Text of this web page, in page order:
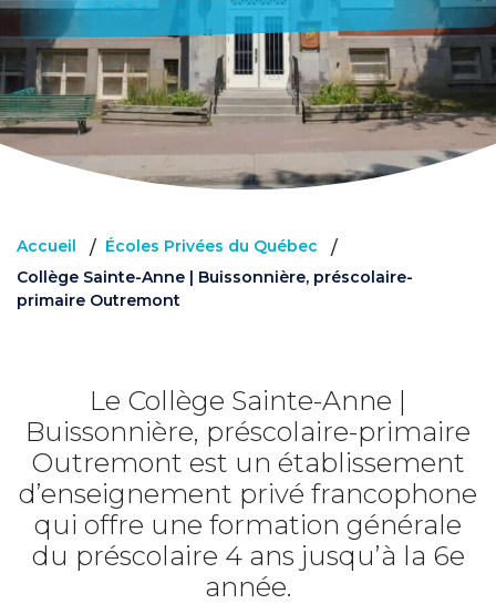
Accueil / Écoles Privées du Québec /
Collège Sainte-Anne | Buissonnière, préscolaire-
primaire Outremont
Le Collège Sainte-Anne |
Buissonnière, préscolaire-primaire
Outremont est un établissement
d’enseignement privé francophone
qui offre une formation générale
du préscolaire 4 ans jusqu’à la 6e
année.